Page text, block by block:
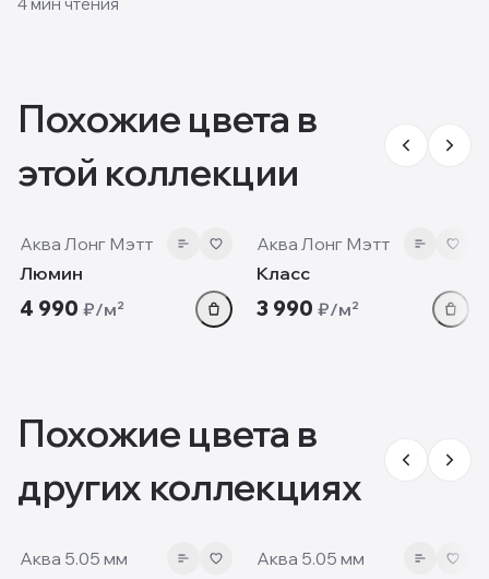
Похожие цвета в
этой коллекции
Аква Лонг Мэтт
Люмин
4 990 ₽/м²
Аква Лонг Мэтт
Класс
3 990 ₽/м²
Похожие цвета в
других коллекциях
5.05 мм
Аква 5.05 мм
5.05 мм
Аква 5.05 мм